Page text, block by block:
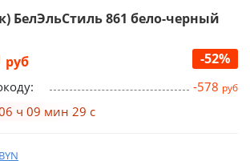
БелЭльСтиль 861 бело-черный
руб -52%
-578 руб
ч 09 мин 28 с
BYN